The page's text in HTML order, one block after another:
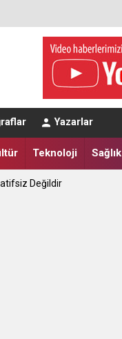
Yazarlar
Teknoloji Sağlık
Değildir